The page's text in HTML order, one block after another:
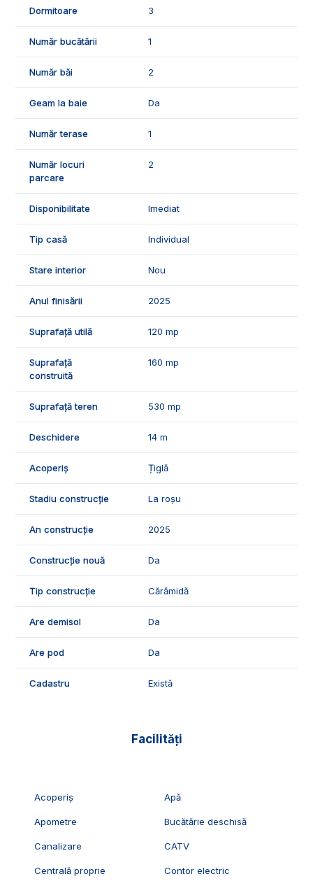
- 3 dormitoare;
- 2 bai;
- 1 hol;
- 1 dressing;
- 1 terasa;
- 1 pivnita.
de parcare.
cu incalzire in pardoseala, geamurile si usile termopan,
izolatia termica.
🛠️Casa se vinde nemobilata si utilata, dispune de
urmatoarele finisaje:
- gresie si faianta;
- parchet laminat;
- usa interioare celulare.
🤝Recomandam aceasta proprietate unei familii care are
📞Pentru mai multe detalii sau pentru programarea unei
vizionari, suntem disponibili pentru dumneavostra, Echipa
Exclusiv Imobiliare Alba!
ID Exclusiv - 2459756
Dormitoare 3
Număr bucătării 1
Număr băi 2
Geam la baie Da
Număr terase 1
Număr locuri
parcare
2
Disponibilitate Imediat
Tip casă Individual
Stare interior Nou
Anul finisării 2025
Suprafață utilă 120 mp
Suprafață
construită
160 mp
Suprafață teren 530 mp
Deschidere 14 m
Acoperiș Țiglă
Stadiu construcție La roșu
An construcție 2025
Construcție nouă Da
Tip construcție Cărămidă
Are demisol Da
Are pod Da
Cadastru Există
Facilități
Acoperiș Apă
Apometre Bucătărie deschisă
Canalizare CATV
Centrală proprie Contor electric